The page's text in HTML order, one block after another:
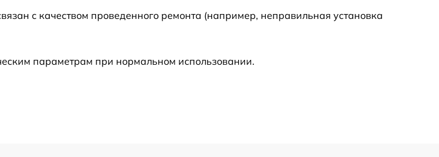
с качеством проведенного ремонта (например, неправильная установка
параметрам при нормальном использовании.